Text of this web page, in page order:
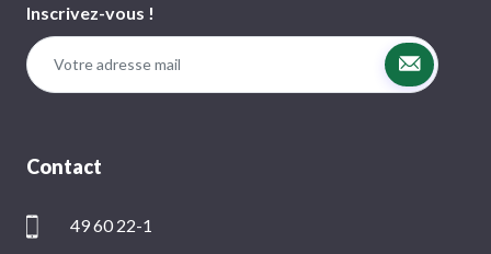
Inscrivez-vous !
Contact
49 60 22-1